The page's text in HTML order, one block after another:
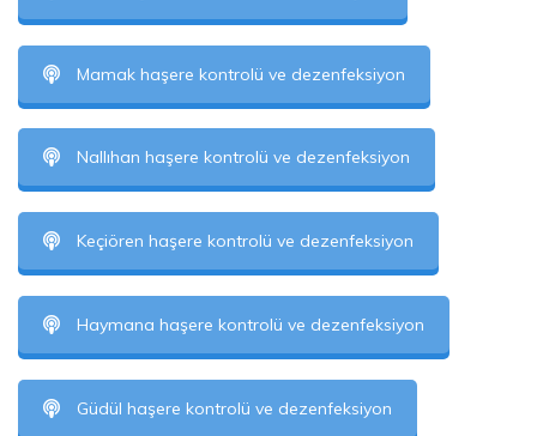
Mamak haşere kontrolü ve dezenfeksiyon
Nallıhan haşere kontrolü ve dezenfeksiyon
Keçiören haşere kontrolü ve dezenfeksiyon
Haymana haşere kontrolü ve dezenfeksiyon
Güdül haşere kontrolü ve dezenfeksiyon